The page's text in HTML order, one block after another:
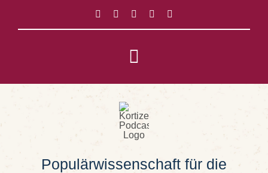
springen
Toggle
Navigation
Impressum
Datenschutz
Populärwissenschaft für die